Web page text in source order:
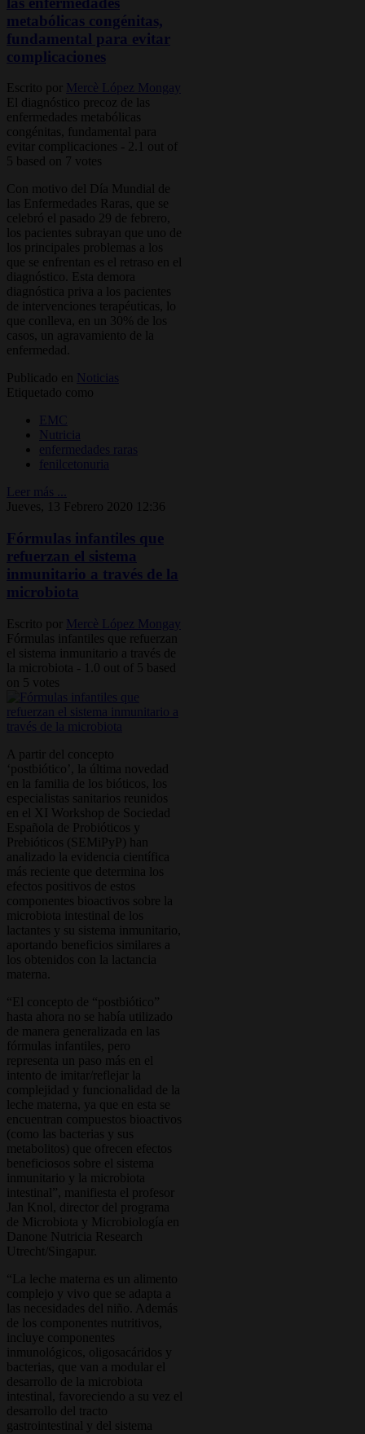
metabólicas congénitas,
fundamental para evitar
complicaciones
Escrito por
Mercè López Mongay
El diagnóstico precoz de las
enfermedades metabólicas
congénitas, fundamental para
evitar complicaciones - 2.1 out of
5 based on 7 votes
Con motivo del Día Mundial de
las Enfermedades Raras, que se
celebró el pasado 29 de febrero,
los pacientes subrayan que uno de
los principales problemas a los
que se enfrentan es el retraso en el
diagnóstico. Esta demora
diagnóstica priva a los pacientes
de intervenciones terapéuticas, lo
que conlleva, en un 30% de los
casos, un agravamiento de la
enfermedad.
Publicado en Noticias
Etiquetado como
EMC
Nutricia
enfermedades raras
fenilcetonuria
Leer más ...
Jueves, 13 Febrero 2020 12:36
Fórmulas infantiles que
refuerzan el sistema
inmunitario a través de la
microbiota
Escrito por
Mercè López Mongay
Fórmulas infantiles que refuerzan
el sistema inmunitario a través de
la microbiota - 1.0 out of 5 based
on
5 votes
A partir del concepto
‘postbiótico’, la última novedad
en la familia de los bióticos, los
especialistas sanitarios reunidos
en el XI Workshop de Sociedad
Española de Probióticos y
Prebióticos (SEMiPyP) han
analizado la evidencia científica
más reciente que determina los
efectos positivos de estos
componentes bioactivos sobre la
microbiota intestinal de los
lactantes y su sistema inmunitario,
aportando beneficios similares a
los obtenidos con la lactancia
materna.
“El concepto de “postbiótico”
hasta ahora no se había utilizado
de manera generalizada en las
fórmulas infantiles, pero
representa un paso más en el
intento de imitar/reflejar la
complejidad y funcionalidad de la
leche materna, ya que en esta se
encuentran compuestos bioactivos
(como las bacterias y sus
metabolitos) que ofrecen efectos
beneficiosos sobre el sistema
inmunitario y la microbiota
intestinal”, manifiesta el profesor
Jan Knol, director del programa
de Microbiota y Microbiología en
Danone Nutricia Research
Utrecht/Singapur.
“La leche materna es un alimento
complejo y vivo que se adapta a
las necesidades del niño. Además
de los componentes nutritivos,
incluye componentes
inmunológicos, oligosacáridos y
bacterias, que van a modular el
desarrollo de la microbiota
intestinal, favoreciendo a su vez el
desarrollo del tracto
gastrointestinal y del sistema